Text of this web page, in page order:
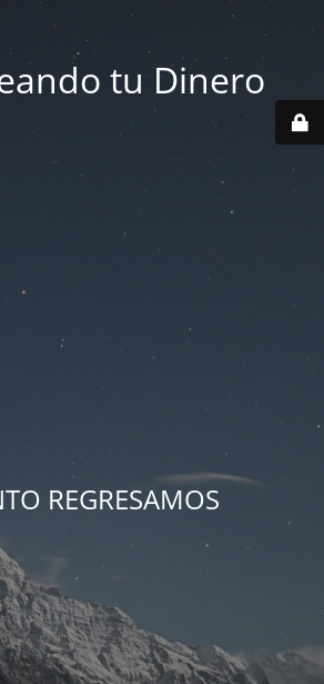
tu Dinero
REGRESAMOS